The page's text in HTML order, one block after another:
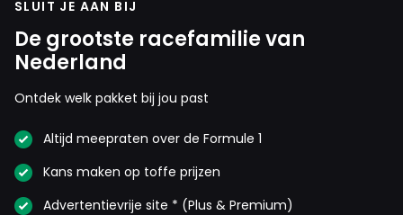
Thijs Aalbers
5 juli 16:05
uit. Het moment dat de achterkant (weer 's)
uitbreekt, is hij al lang klaar met remmen
Sientje
5 juli 16:44
SLUIT JE AAN BIJ
De grootste racefamilie van
Nederland
Ontdek welk pakket bij jou past
Altijd meepraten over de Formule 1
Kans maken op toffe prijzen
Advertentievrije site * (Plus & Premium)